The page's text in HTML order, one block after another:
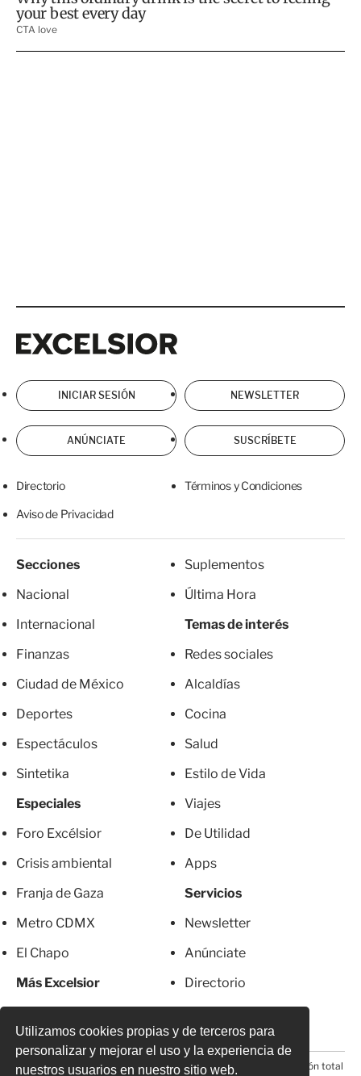
Utilizamos cookies propias y de terceros para
personalizar y mejorar el uso y la experiencia de
nuestros usuarios en nuestro sitio web.
INICIAR SESIÓN NEWSLETTER
ANÚNCIATE SUSCRÍBETE
Directorio Términos y Condiciones
Aviso de Privacidad
Secciones
Nacional
Internacional
Finanzas
Ciudad de México
Deportes
Espectáculos
Sintetika
Especiales
Foro Excélsior
Crisis ambiental
Franja de Gaza
Metro CDMX
El Chapo
Más Excelsior
Suplementos
Última Hora
Temas de interés
Redes sociales
Alcaldías
Cocina
Salud
Estilo de Vida
Viajes
De Utilidad
Apps
Servicios
Newsletter
Anúnciate
Directorio
© 2026 Todos los derechos reservados. Prohibida la reproducción total